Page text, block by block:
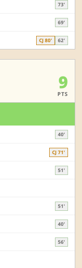
73'
69'
CJ 80' 62'
9
PTS
40'
CJ 71'
51'
51'
40'
56'